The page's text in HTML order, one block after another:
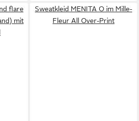
flare
mit
Sweatkleid MENITA O im Mille-
Fleur All Over-Print